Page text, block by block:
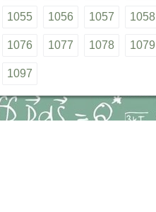
1055 1056 1057 1058
1076 1077 1078 1079
1097